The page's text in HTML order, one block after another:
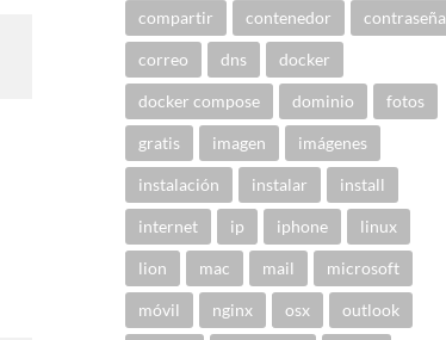
compartir contenedor contraseña
correo dns docker
docker compose dominio fotos
gratis imagen imágenes
instalación instalar install
internet ip iphone linux
lion mac mail microsoft
móvil nginx osx outlook